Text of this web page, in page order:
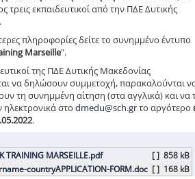
τρεις εκπαιδευτικοί από την ΠΔΕ Δυτικής
πληροφορίες δείτε το συνημμένο έντυπο
Marseille".
της ΠΔΕ Δυτικής Μακεδονίας
να δηλώσουν συμμετοχή, παρακαλούνται
τη συνημμένη αίτηση (στα αγγλικά) και να
ηλεκτρονικά στο dmedu@sch.grτο αργότερο
.
TRAINING MARSEILLE.pdf [ ] 858 kB
countryAPPLICATION-FORM.doc [ ] 168 kB